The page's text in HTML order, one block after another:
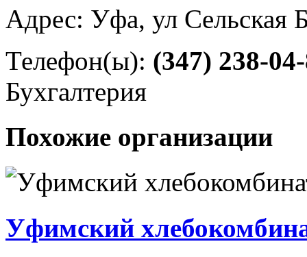
Адрес: Уфа, ул Сельская
Телефон(ы): (347) 238-
Бухгалтерия
Похожие организации
Уфимский